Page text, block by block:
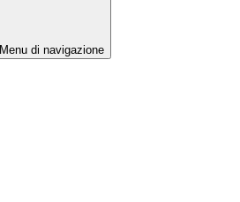
Menu di navigazione